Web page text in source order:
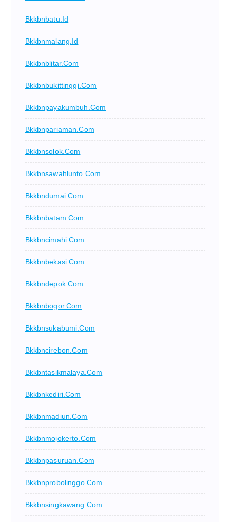
Bkkbnbatu.id
Bkkbnmalang.id
Bkkbnblitar.com
Bkkbnbukittinggi.com
Bkkbnpayakumbuh.com
Bkkbnpariaman.com
Bkkbnsolok.com
Bkkbnsawahlunto.com
Bkkbndumai.com
Bkkbnbatam.com
Bkkbncimahi.com
Bkkbnbekasi.com
Bkkbndepok.com
Bkkbnbogor.com
Bkkbnsukabumi.com
Bkkbncirebon.com
Bkkbntasikmalaya.com
Bkkbnkediri.com
Bkkbnmadiun.com
Bkkbnmojokerto.com
Bkkbnpasuruan.com
Bkkbnprobolinggo.com
Bkkbnsingkawang.com